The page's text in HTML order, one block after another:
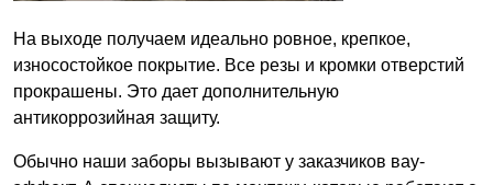
На выходе получаем идеально ровное, крепкое,
износостойкое покрытие. Все резы и кромки отверстий
прокрашены. Это дает дополнительную
антикоррозийная защиту.
Обычно наши заборы вызывают у заказчиков вау-